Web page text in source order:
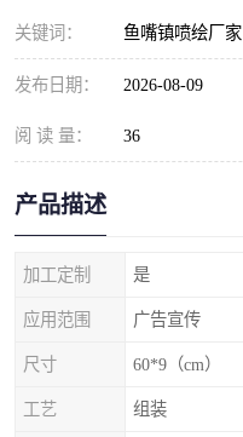
关键词： 鱼嘴镇喷绘厂家
发布日期： 2026-08-09
阅 读 量： 36
产品描述
加工定制 是
应用范围 广告宣传
尺寸 60*9（cm）
工艺 组装